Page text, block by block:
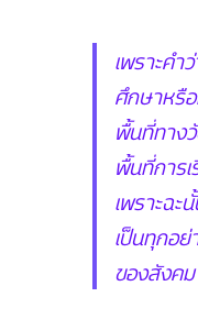
เพราะคำ
ศึกษาหรือ
พื้นที่ทาง
พื้นที่การ
เพราะฉะ
เป็นทุกอ
ของสังคม